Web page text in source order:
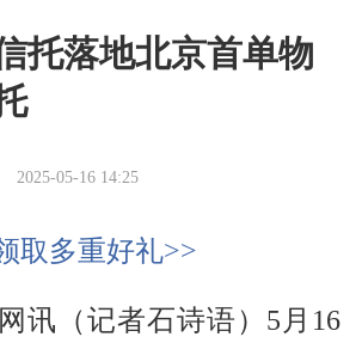
托落地北京首单物
2025-05-16 14:25
取多重好礼>>
讯（记者石诗语）5月16